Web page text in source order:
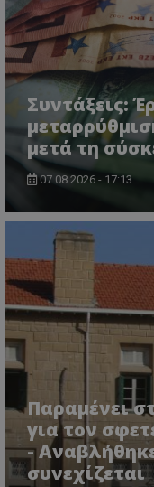
Συντάξεις:
μετά τη
07.08.2026 - 17:13
Παραμένει
για τον
-
συνεχίζεται